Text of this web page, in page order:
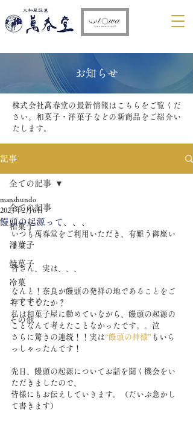
​お知らせ
株式会社萬春堂の最新情報はこちらをご覧くだ
さい。和菓子・洋菓子などの新商品をご紹介い
たします。
記事
全ての記事
和菓子
洋菓子
焼菓子
冷菓
おすすめ
その他
全ての記事
饅頭の起源って、、、
manshundo
2023年2月6日
いつも萬春堂をご利用いただき、有難う御座い
ます。
皆さん、実は、、、
なんと！奈良が饅頭の発祥の地であることをご
存じでしたか？
私は和菓子屋に勤めていながら、饅頭の起源の
ことなんて考えたことなかったです。。泣
さらに驚きの連続！！実は“饅頭の神様” もいら
っしゃったんです！
先日、饅頭の起源についてお話を聞く機会をい
ただきましたので、
皆様にもお伝えしていきます。（だいぶ急かし
て書きます）